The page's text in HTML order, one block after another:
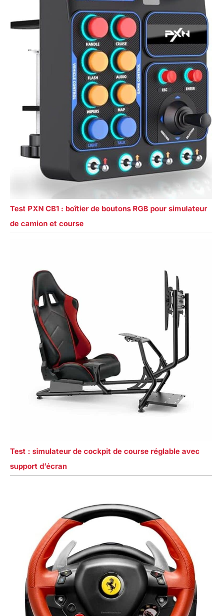
Test PXN CB1 : boîtier de boutons RGB pour simulateur
de camion et course
Test : simulateur de cockpit de course réglable avec
support d’écran